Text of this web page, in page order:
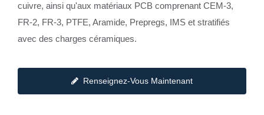
cuivre, ainsi qu'aux matériaux PCB comprenant CEM-3,
FR-2, FR-3, PTFE, Aramide, Prepregs, IMS et stratifiés
avec des charges céramiques.
Renseignez-Vous Maintenant